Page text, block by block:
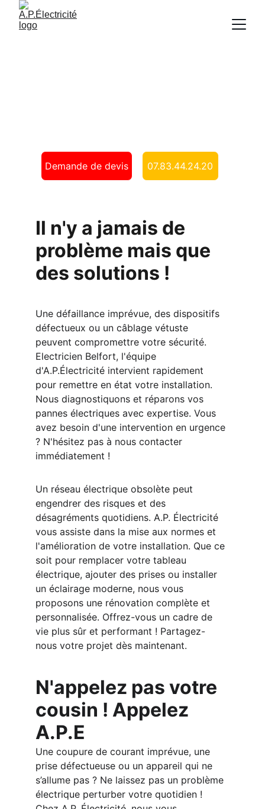
Demande de devis 07.83.44.24.20
Une défaillance imprévue, des dispositifs
défectueux ou un câblage vétuste
peuvent compromettre votre sécurité.
Electricien Belfort, l'équipe
d'A.P.Électricité intervient rapidement
pour remettre en état votre installation.
Nous diagnostiquons et réparons vos
pannes électriques avec expertise. Vous
avez besoin d'une intervention en urgence
? N'hésitez pas à nous contacter
immédiatement !
Un réseau électrique obsolète peut
engendrer des risques et des
désagréments quotidiens. A.P. Électricité
vous assiste dans la mise aux normes et
l'amélioration de votre installation. Que ce
soit pour remplacer votre tableau
électrique, ajouter des prises ou installer
un éclairage moderne, nous vous
proposons une rénovation complète et
personnalisée. Offrez-vous un cadre de
vie plus sûr et performant ! Partagez-
nous votre projet dès maintenant.
Il n'y a jamais de
problème mais que
des solutions !
N'appelez pas votre
cousin ! Appelez
A.P.E
Une coupure de courant imprévue, une
prise défectueuse ou un appareil qui ne
s’allume pas ? Ne laissez pas un problème
électrique perturber votre quotidien !